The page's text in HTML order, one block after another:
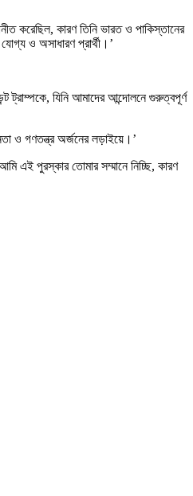
করেছিল, কারণ তিনি ভারত ও পাকিস্তানের
ও অসাধারণ প্রার্থী।’
ট্রাম্পকে, যিনি আমাদের আন্দোলনে গুরুত্বপূর্ণ
ও গণতন্ত্র অর্জনের লড়াইয়ে।’
এই পুরস্কার তোমার সম্মানে নিচ্ছি, কারণ